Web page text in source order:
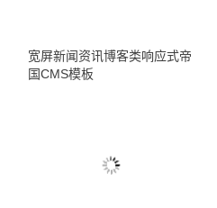
宽屏新闻资讯博客类响应式帝
国CMS模板